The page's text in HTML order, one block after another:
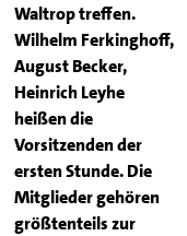
Waltrop treffen.
Wilhelm Ferkinghoff,
August Becker,
Heinrich Leyhe
heißen die
Vorsitzenden der
ersten Stunde. Die
Mitglieder gehören
größtenteils zur